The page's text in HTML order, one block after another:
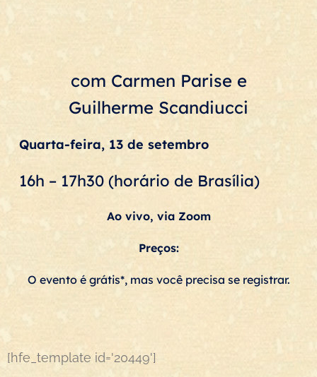
com Carmen Parise e
Guilherme Scandiucci
Quarta-feira, 13 de setembro
16h – 17h30 (horário de Brasília)
Ao vivo, via Zoom
Preços:
O evento é grátis*, mas você precisa se registrar.
[hfe_template id='20449']